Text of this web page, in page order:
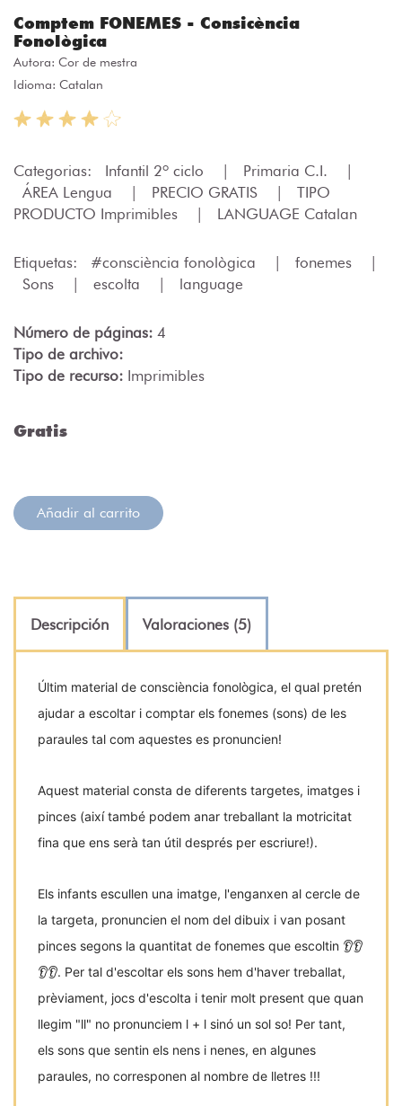
Comptem FONEMES - Consicència
Fonològica
Autora: Cor de mestra
Idioma: Catalan
Categorias: Infantil 2º ciclo Primaria C.I.
ÁREA Lengua
PRECIO GRATIS
TIPO
PRODUCTO Imprimibles
LANGUAGE Catalan
Etiquetas: #consciència fonològica fonemes
Sons
escolta language
Número de páginas: 4
Tipo de archivo:
Tipo de recurso: Imprimibles
Gratis
Añadir al carrito
Descripción Valoraciones (5)
Últim material de consciència fonològica, el qual pretén
ajudar a escoltar i comptar els fonemes (sons) de les
paraules tal com aquestes es pronuncien!
Aquest material consta de diferents targetes, imatges i
pinces (així també podem anar treballant la motricitat
fina que ens serà tan útil després per escriure!).
Els infants escullen una imatge, l'enganxen al cercle de
la targeta, pronuncien el nom del dibuix i van posant
pinces segons la quantitat de fonemes que escoltin 👂👂
👂👂. Per tal d'escoltar els sons hem d'haver treballat,
prèviament, jocs d'escolta i tenir molt present que quan
llegim "ll" no pronunciem l + l sinó un sol so! Per tant,
els sons que sentin els nens i nenes, en algunes
paraules, no corresponen al nombre de lletres !!!